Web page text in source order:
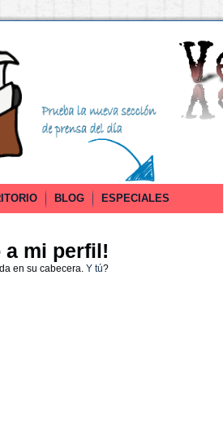
BLOG ESPECIALES
a mi perfil!
en su cabecera. Y tú?